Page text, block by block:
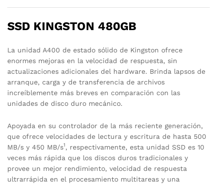
SSD KINGSTON 480GB
La unidad A400 de estado sólido de Kingston ofrece
enormes mejoras en la velocidad de respuesta, sin
actualizaciones adicionales del hardware. Brinda lapsos de
arranque, carga y de transferencia de archivos
increíblemente más breves en comparación con las
unidades de disco duro mecánico.
Apoyada en su controlador de la más reciente generación,
que ofrece velocidades de lectura y escritura de hasta 500
MB/s y 450 MB/s1, respectivamente, esta unidad SSD es 10
veces más rápida que los discos duros tradicionales y
provee un mejor rendimiento, velocidad de respuesta
ultrarrápida en el procesamiento multitareas y una